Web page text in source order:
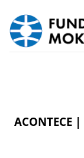
ACONTECE |